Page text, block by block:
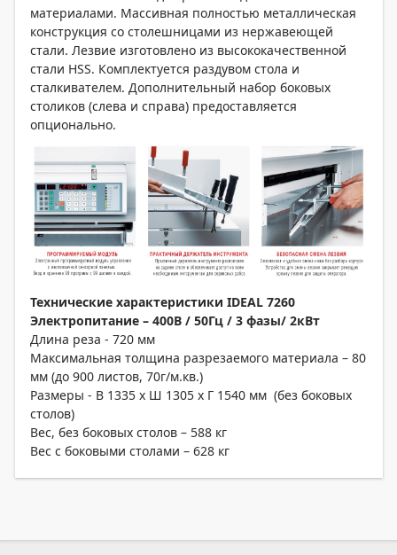
материалами. Массивная полностью металлическая
конструкция со столешницами из нержавеющей
стали. Лезвие изготовлено из высококачественной
стали HSS. Комплектуется раздувом стола и
сталкивателем. Дополнительный набор боковых
столиков (слева и справа) предоставляется
опционально.
Технические характеристики IDEAL 7260
Электропитание – 400В / 50Гц / 3 фазы/ 2кВт
Длина реза - 720 мм
Максимальная толщина разрезаемого материала – 80
мм (до 900 листов, 70г/м.кв.)
Размеры - В 1335 х Ш 1305 х Г 1540 мм (без боковых
столов)
Вес, без боковых столов – 588 кг
Вес с боковыми столами – 628 кг